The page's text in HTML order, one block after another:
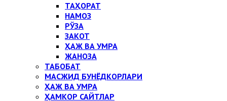
ТАҲОРАТ
НАМОЗ
РЎЗА
ЗАКОТ
ҲАЖ ВА УМРА
ЖАНОЗА
ТАБОБАТ
МАСЖИД БУНЁДКОРЛАРИ
ҲАЖ ВА УМРА
ҲАМКОР САЙТЛАР